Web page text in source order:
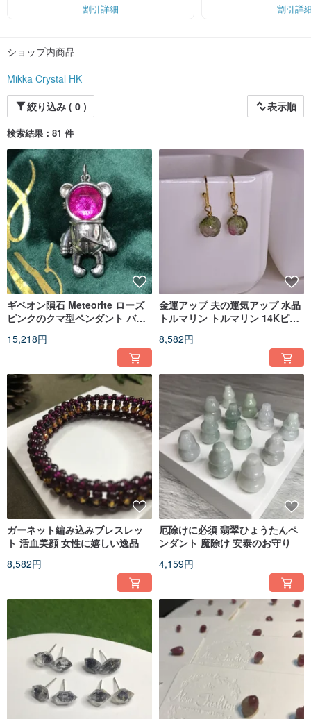
rings, and ornaments, are personally sourced by the owner to ensure that you
find the perfect pieces for you.
割引詳細
割引詳
ショップ内商品
Mikka Crystal HK
絞り込み ( 0 )
表示順
検索結果：81 件
ギベオン隕石 Meteorite ローズ
ピンクのクマ型ペンダント バレ
15,218円
金運アップ 夫の運気アップ 水晶
トルマリン トルマリン 14Kピア
つだけ
8,582円
ガーネット編み込みブレスレッ
ト 活血美顔 女性に嬉しい逸品
8,582円
厄除けに必須 翡翠ひょうたんペ
ンダント 魔除け 安泰のお守り
4,159円